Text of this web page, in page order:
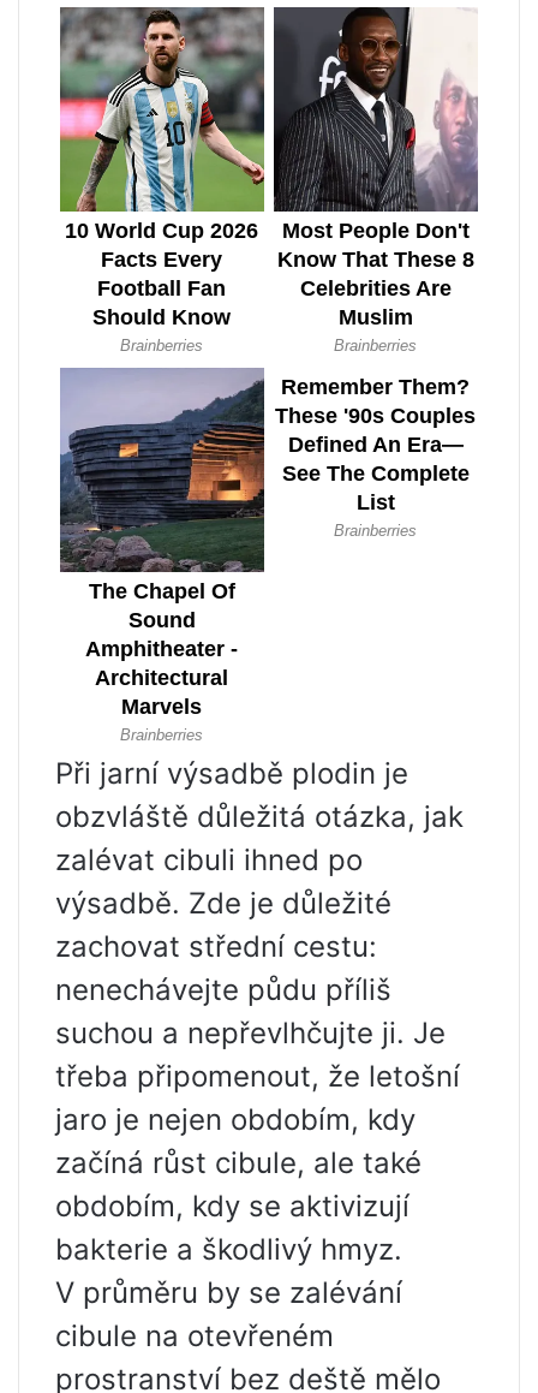
Při jarní výsadbě plodin je
obzvláště důležitá otázka, jak
zalévat cibuli ihned po
výsadbě. Zde je důležité
zachovat střední cestu:
nenechávejte půdu příliš
suchou a nepřevlhčujte ji. Je
třeba připomenout, že letošní
jaro je nejen obdobím, kdy
začíná růst cibule, ale také
obdobím, kdy se aktivizují
bakterie a škodlivý hmyz.
V průměru by se zalévání
cibule na otevřeném
prostranství bez deště mělo